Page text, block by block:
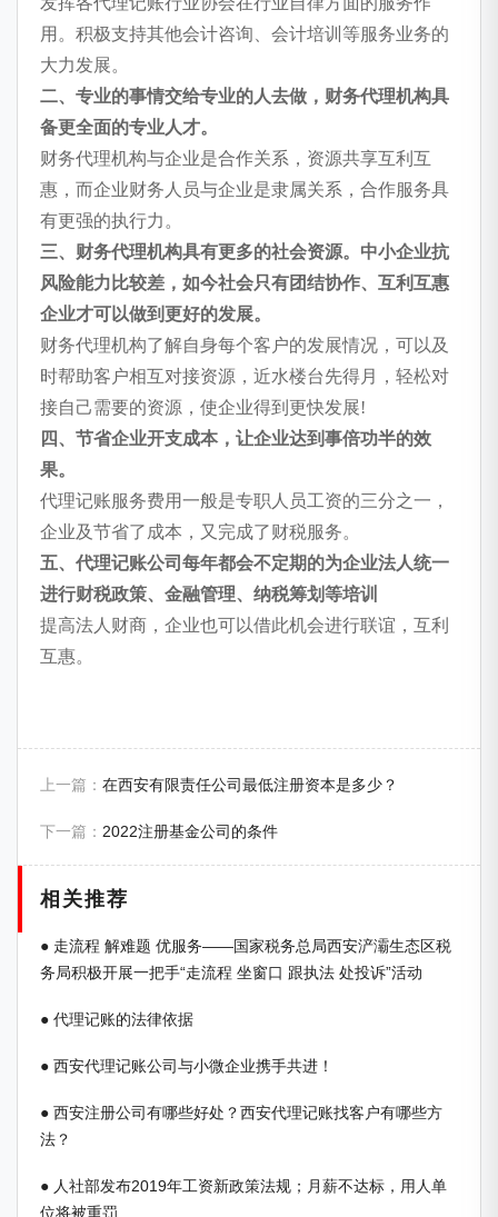
用。积极支持其他会计咨询、会计培训等服务业务的
大力发展。
二、专业的事情交给专业的人去做，财务代理机构具
备更全面的专业人才。
财务代理机构与企业是合作关系，资源共享互利互
惠，而企业财务人员与企业是隶属关系，合作服务具
有更强的执行力。
三、财务代理机构具有更多的社会资源。中小企业抗
风险能力比较差，如今社会只有团结协作、互利互惠
企业才可以做到更好的发展。
财务代理机构了解自身每个客户的发展情况，可以及
时帮助客户相互对接资源，近水楼台先得月，轻松对
接自己需要的资源，使企业得到更快发展!
四、节省企业开支成本，让企业达到事倍功半的效
果。
代理记账服务费用一般是专职人员工资的三分之一，
企业及节省了成本，又完成了财税服务。
五、代理记账公司每年都会不定期的为企业法人统一
进行财税政策、金融管理、纳税筹划等培训
提高法人财商，企业也可以借此机会进行联谊，互利
互惠。
上一篇： 在西安有限责任公司最低注册资本是多少？
下一篇： 2022注册基金公司的条件
相关推荐
● 走流程 解难题 优服务——国家税务总局西安浐灞生态区税
务局积极开展一把手“走流程 坐窗口 跟执法 处投诉”活动
● 代理记账的法律依据
● 西安代理记账公司与小微企业携手共进！
● 西安注册公司有哪些好处？西安代理记账找客户有哪些方
法？
● 人社部发布2019年工资新政策法规；月薪不达标，用人单
位将被重罚